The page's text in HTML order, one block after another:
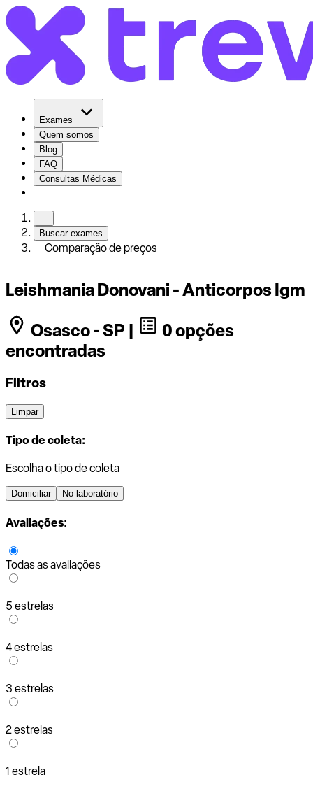
Exames
Quem somos
Blog
FAQ
Consultas Médicas
Buscar exames
Comparação de preços
Leishmania Donovani - Anticorpos Igm
Osasco - SP |
0 opções
encontradas
Filtros
Limpar
Tipo de coleta:
Escolha o tipo de coleta
Domiciliar No laboratório
Avaliações:
Todas as avaliações
5 estrelas
4 estrelas
3 estrelas
2 estrelas
1 estrela